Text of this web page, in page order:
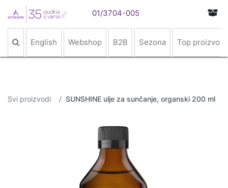
01/3704-005
English Webshop B2B Sezona Top proizvodi
Svi proizvodi SUNSHINE ulje za sunčanje, organski 200 ml